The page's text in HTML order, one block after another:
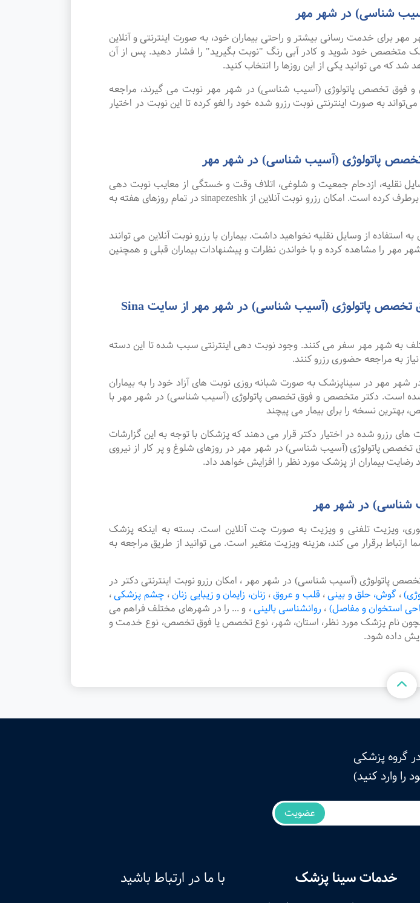
شناسی) در شهر مهر
خدمت رسانی بیشتر و راحتی بیماران خود، به صورت اینترنتی و آنلاین
متخصص خود شوید و کادر آبی رنگ "نوبت بگیرید" را فشار دهید. پس از آن
که می توانید یکی از این روزها را انتخاب کنید.
از متخصص و فوق تخصص پاتولوژی (آسیب شناسی) در شهر مهر نوبت می گیرند، مراجعه
به صورت اینترنتی نوبت رزرو شده خود را لغو کرده تا این نوبت در اختیار
پاتولوژی (آسیب شناسی) در شهر مهر
نقلیه، ازدحام جمعیت و شلوغی، اتلاف وقت و خستگی از معایب نوبت دهی
سنتی بوده که پیشرفت علم و تکنولوژی و نوبت دهی اینترنتی این مشکل را برطرف کرده است. امکان رزرو نوبت آنلاین از sinapezeshk در تمام روزهای هفته به
از وسایل نقلیه نخواهید داشت. بیماران با رزرو نوبت آنلاین می توانند
را مشاهده کرده و با خواندن نظرات و پیشنهادات بیماران قبلی و همچنین
رضایت بیماران از نوبت دهی اینترنتی بهترین متخصص و فوق تخصص پاتولوژی (آسیب شناسی) در شهر مهر از سایت Sina
به شهر مهر سفر می کنند. وجود نوبت دهی اینترنتی سبب شده تا این دسته
به مراجعه حضوری رزرو کنند.
در سیناپزشک به صورت شبانه روزی نوبت های آزاد خود را به بیماران
شده است. دکتر متخصص و فوق تخصص پاتولوژی (آسیب شناسی) در شهر مهر با
بهترین نسخه را برای بیمار می پیچند
رزرو شده در اختیار دکتر قرار می دهند که پزشکان با توجه به این گزارشات
تخصص پاتولوژی (آسیب شناسی) در شهر مهر در روزهای شلوغ و پر کار از نیروی
بیماران از پزشک مورد نظر را افزایش خواهد داد.
شناسی) در شهر مهر
ویزیت تلفنی و ویزیت به صورت چت آنلاین است. بسته به اینکه پزشک
برقرار می کند، هزینه ویزیت متغیر است. می توانید از طریق مراجعه به
پاتولوژی (آسیب شناسی) در شهر مهر ، امکان رزرو نوبت اینترنتی دکتر در
، گوش، حلق و بینی، قلب و عروق، زنان، زایمان و زیبایی زنان، چشم پزشکی،
استخوان و مفاصل) ، روانشناسی بالینی، و ... را در شهرهای مختلف فراهم می
نام پزشک مورد نظر، استان، شهر، نوع تخصص یا فوق تخصص، نوع خدمت و
داده شود.
گروه پزشکی
را وارد کنید)
عضویت
خدمات سینا پزشک با ما در ارتباط باشید